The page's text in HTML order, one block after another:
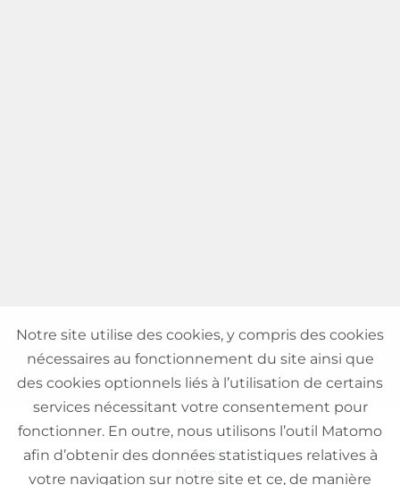
VENTE
Maisons
Notre site utilise des cookies, y compris des cookies
nécessaires au fonctionnement du site ainsi que
des cookies optionnels liés à l’utilisation de certains
services nécessitant votre consentement pour
fonctionner. En outre, nous utilisons l’outil Matomo
afin d’obtenir des données statistiques relatives à
votre navigation sur notre site et ce, de manière